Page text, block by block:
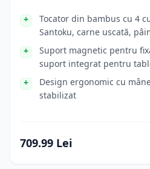
Tocator din bambus cu 4
Santoku, carne uscată,
Suport magnetic pentru
suport integrat pentru
Design ergonomic cu
stabilizat
709.99 Lei